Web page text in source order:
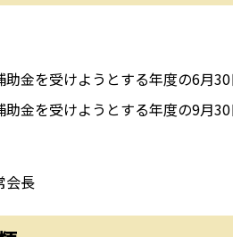
金を受けようとする年度の6月30
金を受けようとする年度の9月30
会長